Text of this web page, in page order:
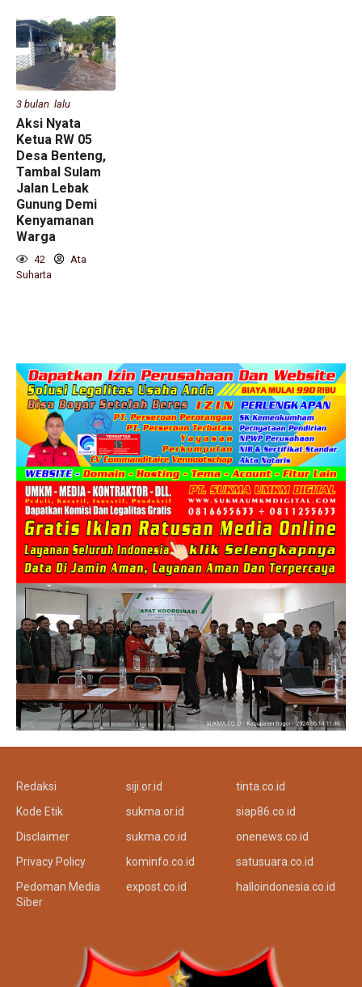
3 bulan lalu
Aksi Nyata
Ketua RW 05
Desa Benteng,
Tambal Sulam
Jalan Lebak
Gunung Demi
Kenyamanan
Warga
42
Ata
Suharta
Redaksi
Kode Etik
Disclaimer
Privacy Policy
Pedoman Media
Siber
siji.or.id
sukma.or.id
sukma.co.id
kominfo.co.id
expost.co.id
tinta.co.id
siap86.co.id
onenews.co.id
satusuara.co.id
halloindonesia.co.id